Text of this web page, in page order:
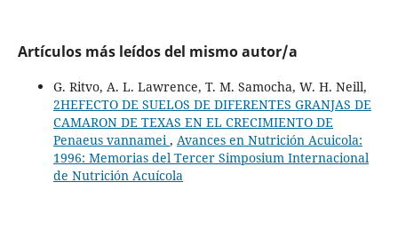
Artículos más leídos del mismo autor/a
G. Ritvo, A. L. Lawrence, T. M. Samocha, W. H. Neill,
2HEFECTO DE SUELOS DE DIFERENTES GRANJAS DE
CAMARON DE TEXAS EN EL CRECIMIENTO DE
Penaeus vannamei, Avances en Nutrición Acuicola:
1996: Memorias del Tercer Simposium Internacional
de Nutrición Acuícola